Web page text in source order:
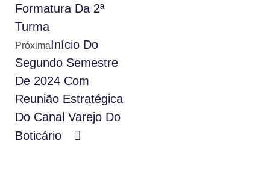
Formatura Da 2ª
Turma
PróximaInício Do
Segundo Semestre
De 2024 Com
Reunião Estratégica
Do Canal Varejo Do
Boticário